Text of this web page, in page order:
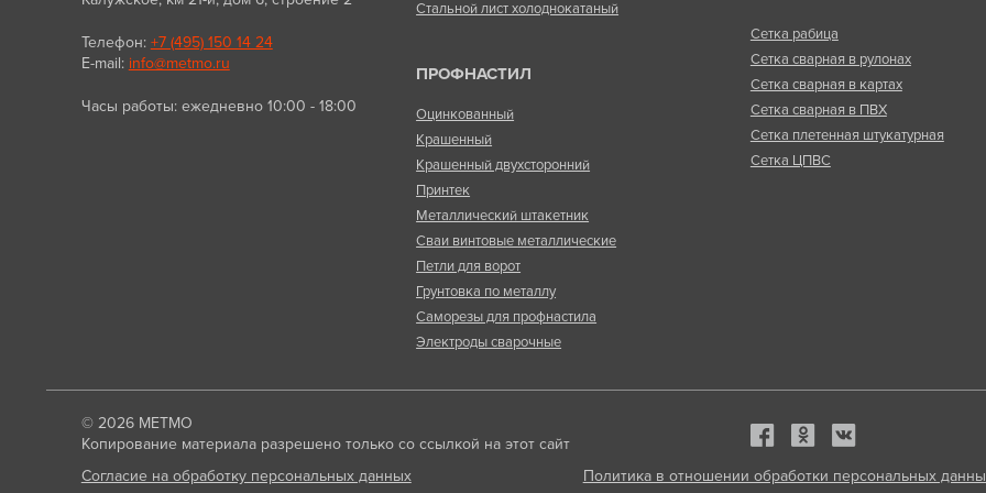
Телефон: +7 (495) 150 14 24
E-mail: info@metmo.ru
Часы работы: ежедневно 10:00 - 18:00
Стальной лист холоднокатаный
ПРОФНАСТИЛ
Оцинкованный
Крашенный
Крашенный двухсторонний
Принтек
Металлический штакетник
Сваи винтовые металлические
Петли для ворот
Грунтовка по металлу
Саморезы для профнастила
Электроды сварочные
Сетка рабица
Сетка сварная в рулонах
Сетка сварная в картах
Сетка сварная в ПВХ
Сетка плетенная штукатурная
Сетка ЦПВС
© 2026 МЕТМО
Копирование материала разрешено только со ссылкой на этот сайт
Согласие на обработку персональных данных
Политика в отношении обработки персональных